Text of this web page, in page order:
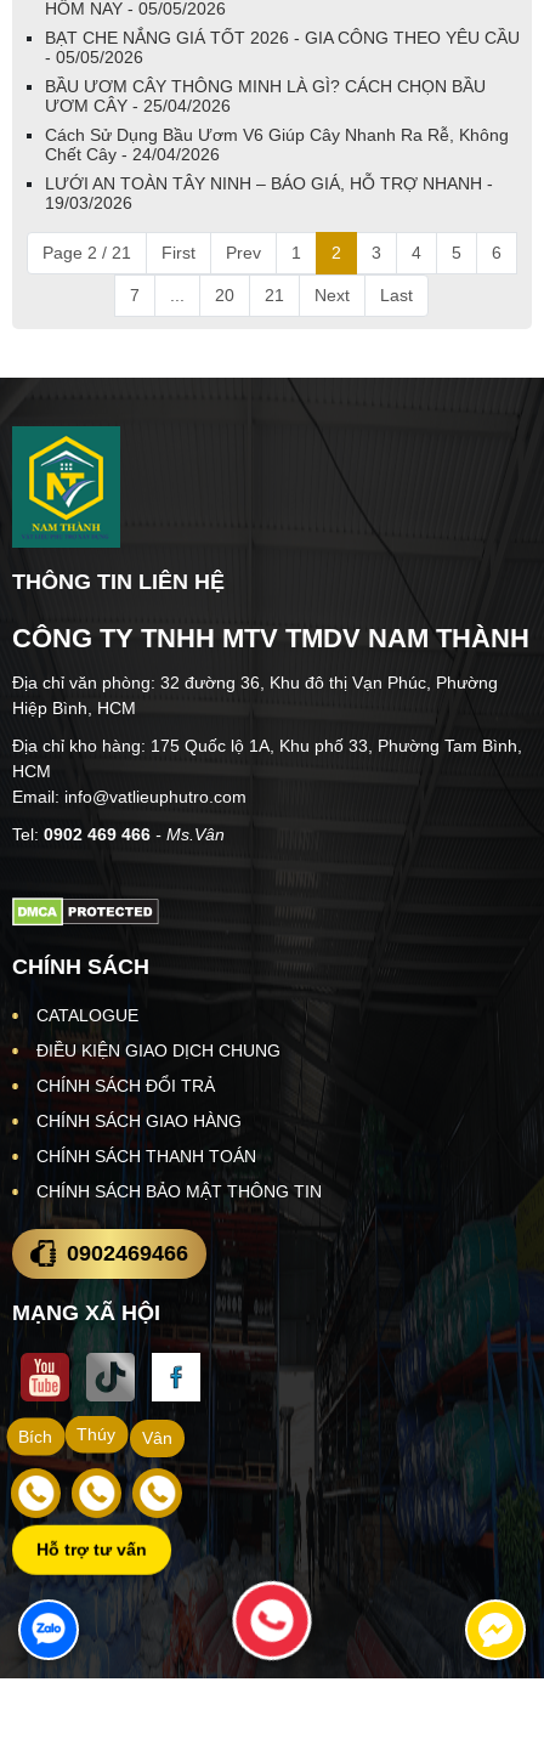
HÔM NAY - 05/05/2026
BẠT CHE NẮNG GIÁ TỐT 2026 - GIA CÔNG THEO YÊU CẦU
- 05/05/2026
BẦU ƯƠM CÂY THÔNG MINH LÀ GÌ? CÁCH CHỌN BẦU
ƯƠM CÂY - 25/04/2026
Cách Sử Dụng Bầu Ươm V6 Giúp Cây Nhanh Ra Rễ, Không
Chết Cây - 24/04/2026
LƯỚI AN TOÀN TÂY NINH – BÁO GIÁ, HỖ TRỢ NHANH -
19/03/2026
Page 2 / 21 First Prev 1 2 3 4 5 6
7 20 21 Next Last
THÔNG TIN LIÊN HỆ
CÔNG TY TNHH MTV TMDV NAM THÀNH
Địa chỉ văn phòng: 32 đường 36, Khu đô thị Vạn Phúc, Phường
Hiệp Bình, HCM
Địa chỉ kho hàng: 175 Quốc lộ 1A, Khu phố 33, Phường Tam Bình,
HCM
Email: info@vatlieuphutro.com
Tel: 0902 469 466 - Ms.Vân
CHÍNH SÁCH
CATALOGUE
ĐIỀU KIỆN GIAO DỊCH CHUNG
CHÍNH SÁCH ĐỔI TRẢ
CHÍNH SÁCH GIAO HÀNG
CHÍNH SÁCH THANH TOÁN
CHÍNH SÁCH BẢO MẬT THÔNG TIN
0902469466
MẠNG XÃ HỘI
Vân
Thúy
Bích
Hỗ trợ tư vấn